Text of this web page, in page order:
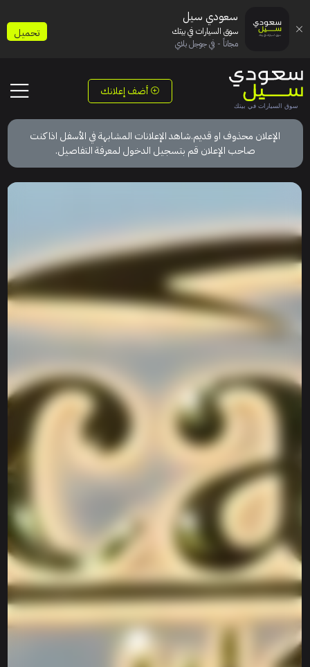
أضف إعلانك
الإعلان محذوف او قديم.شاهد الإعلانات المشابهة في الأسفل اذا كنت
صاحب الإعلان قم بتسجيل الدخول لمعرفة التفاصيل.
سعودي سيل
سوق السيارات في بيتك
مجاناً - في جوجل بلاي
تحميل